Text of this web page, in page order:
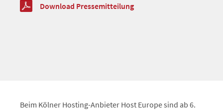
Download Pressemitteilung
Beim Kölner Hosting-Anbieter Host Europe sind ab 6.